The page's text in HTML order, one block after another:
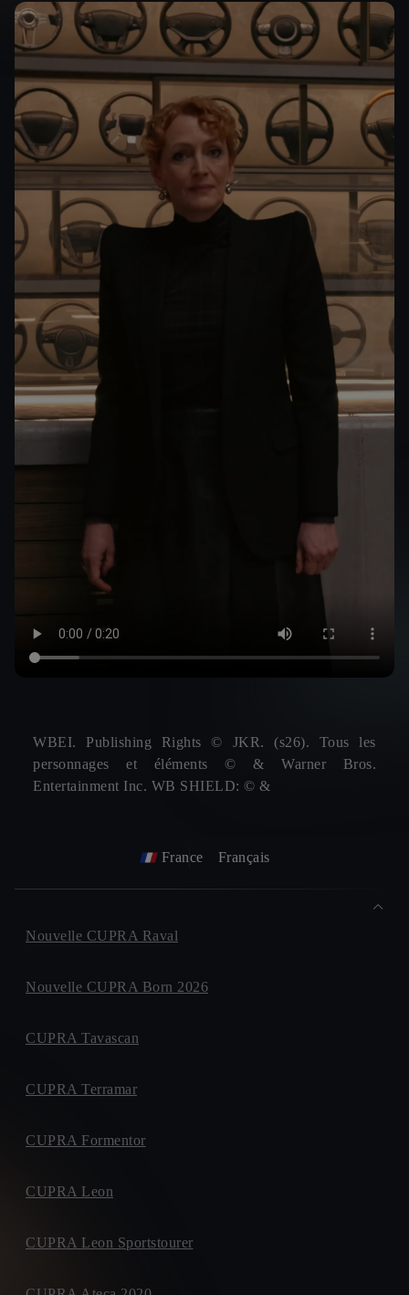
WBEI. Publishing Rights © JKR. (s26). Tous les
personnages et éléments © & Warner Bros.
Entertainment Inc. WB SHIELD: © &
France Français
Nouvelle CUPRA Raval
Nouvelle CUPRA Born 2026
CUPRA Tavascan
CUPRA Terramar
CUPRA Formentor
CUPRA Leon
CUPRA Leon Sportstourer